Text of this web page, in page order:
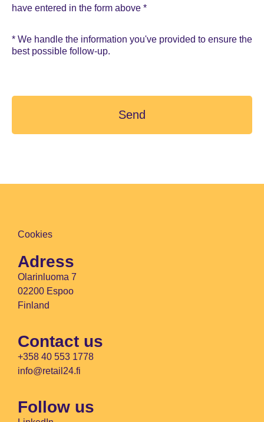
have entered in the form above *
* We handle the information you've provided to ensure the
best possible follow-up.
Send
Cookies
Adress
Olarinluoma 7
02200 Espoo
Finland
Contact us
+358 40 553 1778
info@retail24.fi
Follow us